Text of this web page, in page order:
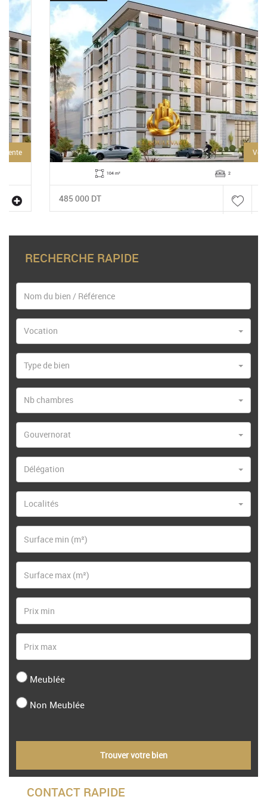
Vente
485 000 DT
RECHERCHE RAPIDE
Vocation
Type de bien
Nb chambres
Gouvernorat
Délégation
Localités
Meublée
Non Meublée
Trouver votre bien
CONTACT RAPIDE